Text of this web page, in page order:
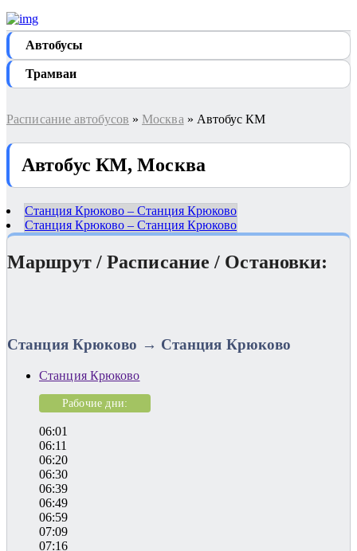
Автобуcы
Трамваи
Расписание автобусов » Москва » Автобус КМ
Автобус КМ, Москва
Станция Крюково – Станция Крюково
Станция Крюково – Станция Крюково
Маршрут / Расписание / Остановки:
Станция Крюково → Станция Крюково
Станция Крюково
Рабочие дни:
06:01
06:11
06:20
06:30
06:39
06:49
06:59
07:09
07:16